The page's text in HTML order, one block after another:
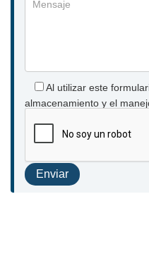
Al utilizar este
almacenamiento y el